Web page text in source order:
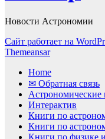
Новости Астрономии
Сайт работает на
Themeansar
Home
✉ Обратная связь
Интерактив
Книги по
Книги по
Книги по физике